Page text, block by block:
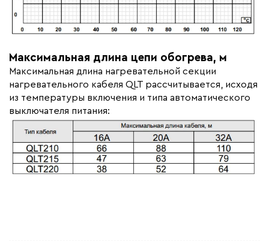
Максимальная длина цепи обогрева, м
Максимальная длина нагревательной секции
нагревательного кабеля QLT рассчитывается, исходя
из температуры включения и типа автоматического
выключателя питания: